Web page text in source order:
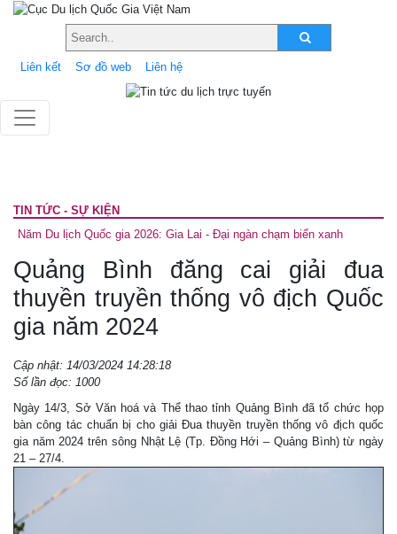
Liên kết Sơ đồ web Liên hệ
TIN TỨC - SỰ KIỆN
Năm Du lịch Quốc gia 2026: Gia Lai - Đại ngàn chạm biển xanh
Quảng Bình đăng cai giải đua
thuyền truyền thống vô địch Quốc
gia năm 2024
Cập nhật: 14/03/2024 14:28:18
Số lần đọc: 1000
Ngày 14/3, Sở Văn hoá và Thể thao tỉnh Quảng Bình đã tổ chức họp
bàn công tác chuẩn bị cho giải Đua thuyền truyền thống vô địch quốc
gia năm 2024 trên sông Nhật Lệ (Tp. Đồng Hới – Quảng Bình) từ ngày
21 – 27/4.